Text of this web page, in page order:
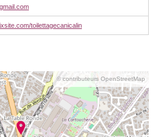
toilettagecanicalin
© contributeurs OpenStreetMap